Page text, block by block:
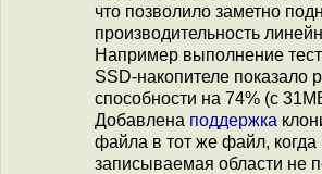
что позволило заметно
производительность
Например выполнение
SSD-накопителе показало
способности на 74% (с
Добавлена поддержка
файла в тот же файл, когда
записываемая области не